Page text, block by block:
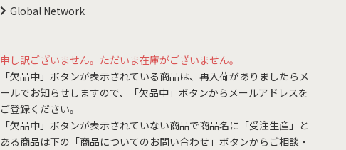
Global Network
申し訳ございません。ただいま在庫がございません。
「欠品中」ボタンが表示されている商品は、再入荷がありましたらメ
ールでお知らせしますので、「欠品中」ボタンからメールアドレスを
ご登録ください。
「欠品中」ボタンが表示されていない商品で商品名に「受注生産」と
ある商品は下の「商品についてのお問い合わせ」ボタンからご相談・